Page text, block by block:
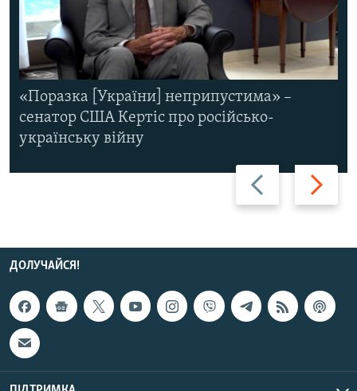
Назад Вперед
«Поразка [України] неприпустима» –
сенатор США Кертіс про російсько-
українську війну
ДОЛУЧАЙСЯ!